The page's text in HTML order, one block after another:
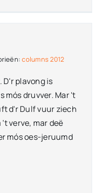
columns 2012
D'r plavong is
mós druvver. Mar 't
d'r Dulf vuur ziech
verve, mar deë
mós oes-jeruumd